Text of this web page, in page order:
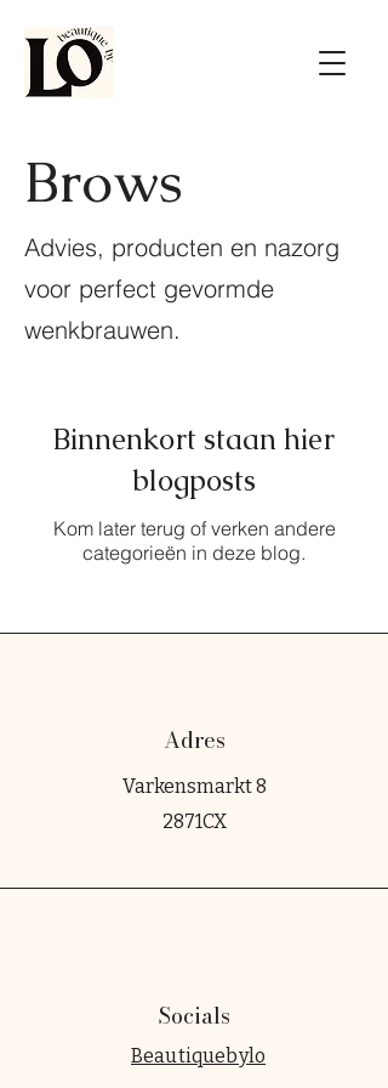
Brows
Advies, producten en nazorg
voor perfect gevormde
wenkbrauwen.
Binnenkort staan hier
blogposts
Kom later terug of verken andere
categorieën in deze blog.
Adres
Varkensmarkt 8
2871CX
Socials
Beautiquebylo